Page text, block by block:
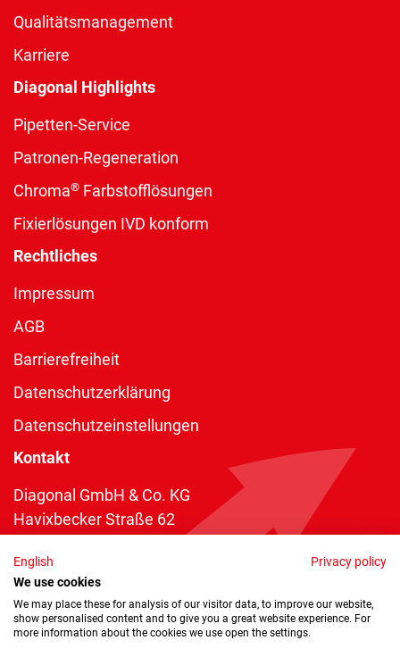
Qualitätsmanagement
Karriere
Diagonal Highlights
Pipetten-Service
Patronen-Regeneration
Chroma® Farbstofflösungen
Fixierlösungen IVD konform
Rechtliches
Impressum
AGB
Barrierefreiheit
Datenschutzerklärung
Datenschutzeinstellungen
Kontakt
Diagonal GmbH & Co. KG
Havixbecker Straße 62
Telefon:+49 2534 970 216
Telefax: +49 2534 970 116
info@diagonal.de
English
Privacy policy
We use cookies
We may place these for analysis of our visitor data, to improve our website,
show personalised content and to give you a great website experience. For
more information about the cookies we use open the settings.